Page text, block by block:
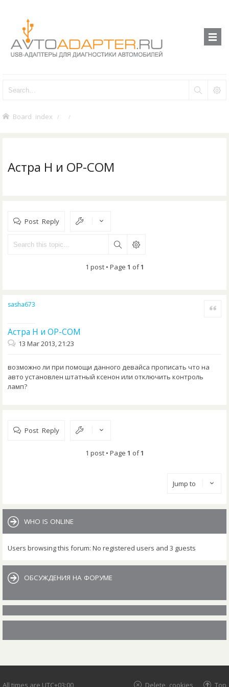
Board index
Астра Н и OP-COM
Post Reply
1 post • Page 1 of1
sasha673
Астра Н и OP-COM
Quote
13 Mar 2013, 21:23
возможно ли при помощи данного девайса прописать что на
авто установлен штатный ксенон или отключить контроль
ламп?
Post Reply
1 post • Page 1 of1
Jump to
WHO IS ONLINE
Users browsing this forum: No registered users and 3 guests
ОБСУЖДЕНИЯ НА ФОРУМЕ
All times are UTC+03:00 Top
Delete cookies